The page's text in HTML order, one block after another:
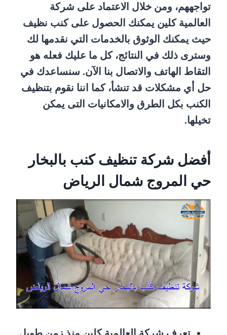
تواجههم، ومن خلال الاعتماد على شركة
العالمية كلين يمكنك الحصول على كنب نظيف
حيث يمكنك الوثوق بالخدمات التي نقدمها لك
وسترى ذلك في النتائج، كل ما عليك فعله هو
التقاط الهاتف والاتصال بنا الآن. سنساعدك في
حل أي مشكلات قد تنشأ، كما اننا نقوم بتنظيف
الكنب بكل الطرق والامكانيات التى يمكن
تخيلها.
أفضل شركة تنظيف كنب بالبخار
حي المروج شمال الرياض